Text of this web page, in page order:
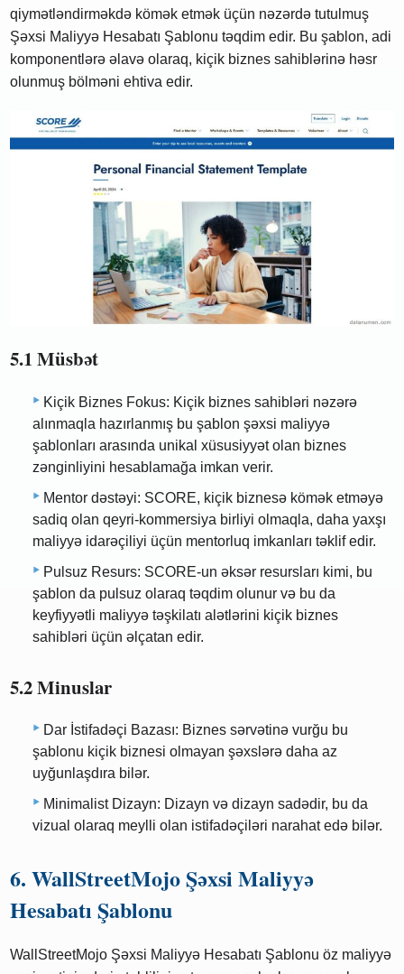
qiymətləndirməkdə kömək etmək üçün nəzərdə tutulmuş
Şəxsi Maliyyə Hesabatı Şablonu təqdim edir. Bu şablon, adi
komponentlərə əlavə olaraq, kiçik biznes sahiblərinə həsr
olunmuş bölməni ehtiva edir.
5.1 Müsbət
Kiçik Biznes Fokus: Kiçik biznes sahibləri nəzərə
alınmaqla hazırlanmış bu şablon şəxsi maliyyə
şablonları arasında unikal xüsusiyyət olan biznes
zənginliyini hesablamağa imkan verir.
Mentor dəstəyi: SCORE, kiçik biznesə kömək etməyə
sadiq olan qeyri-kommersiya birliyi olmaqla, daha yaxşı
maliyyə idarəçiliyi üçün mentorluq imkanları təklif edir.
Pulsuz Resurs: SCORE-un əksər resursları kimi, bu
şablon da pulsuz olaraq təqdim olunur və bu da
keyfiyyətli maliyyə təşkilatı alətlərini kiçik biznes
sahibləri üçün əlçatan edir.
5.2 Minuslar
Dar İstifadəçi Bazası: Biznes sərvətinə vurğu bu
şablonu kiçik biznesi olmayan şəxslərə daha az
uyğunlaşdıra bilər.
Minimalist Dizayn: Dizayn və dizayn sadədir, bu da
vizual olaraq meylli olan istifadəçiləri narahat edə bilər.
6. WallStreetMojo Şəxsi Maliyyə
Hesabatı Şablonu
WallStreetMojo Şəxsi Maliyyə Hesabatı Şablonu öz maliyyə